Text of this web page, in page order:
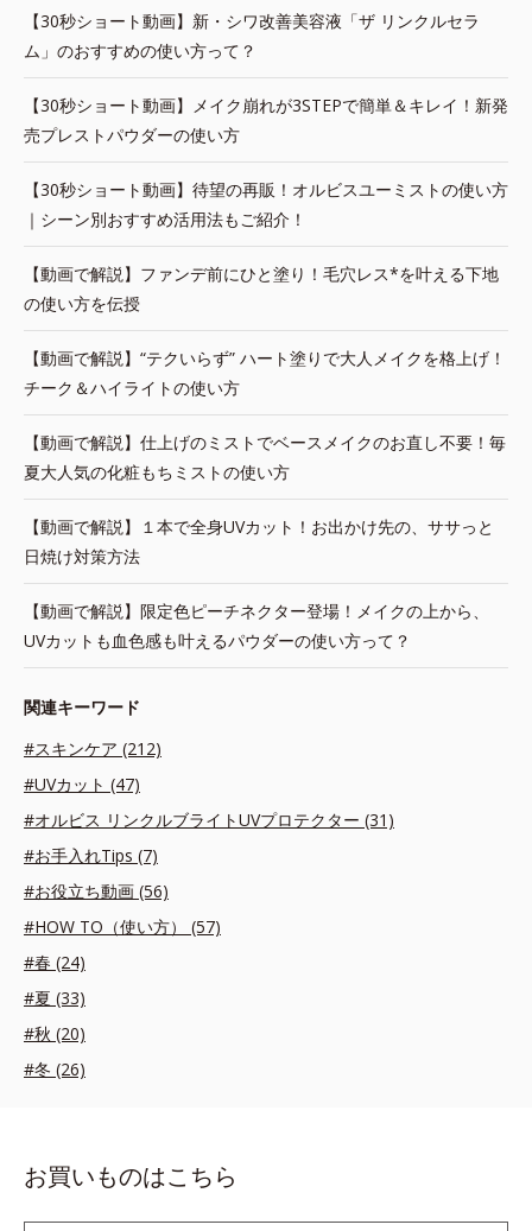
【30秒ショート動画】新・シワ改善美容液「ザ リンクルセラ
ム」のおすすめの使い方って？
【30秒ショート動画】メイク崩れが3STEPで簡単＆キレイ！新発
売プレストパウダーの使い方
【30秒ショート動画】待望の再販！オルビスユーミストの使い方
｜シーン別おすすめ活用法もご紹介！
【動画で解説】ファンデ前にひと塗り！毛穴レス*を叶える下地
の使い方を伝授
【動画で解説】“テクいらず” ハート塗りで大人メイクを格上げ！
チーク＆ハイライトの使い方
【動画で解説】仕上げのミストでベースメイクのお直し不要！毎
夏大人気の化粧もちミストの使い方
【動画で解説】１本で全身UVカット！お出かけ先の、ササっと
日焼け対策方法
【動画で解説】限定色ピーチネクター登場！メイクの上から、
UVカットも血色感も叶えるパウダーの使い方って？
関連キーワード
#スキンケア (212)
#UVカット (47)
#オルビス リンクルブライトUVプロテクター (31)
#お手入れTips (7)
#お役立ち動画 (56)
#HOW TO（使い方） (57)
#春 (24)
#夏 (33)
#秋 (20)
#冬 (26)
お買いものはこちら